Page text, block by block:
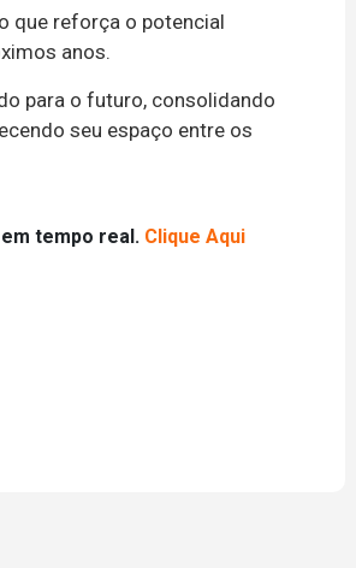
que reforça o potencial
anos.
para o futuro, consolidando
seu espaço entre os
tempo real. Clique Aqui